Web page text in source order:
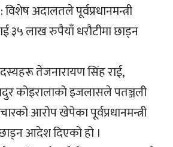
अदालतले पूर्वप्रधानमन्त्री
३५ लाख रुपैयाँ धरौटीमा छाड्न
तेजनारायण सिंह राई,
कोइरालाको इजलासले पतञ्जली
आरोप खेपेका पूर्वप्रधानमन्त्री
आदेश दिएको हो ।